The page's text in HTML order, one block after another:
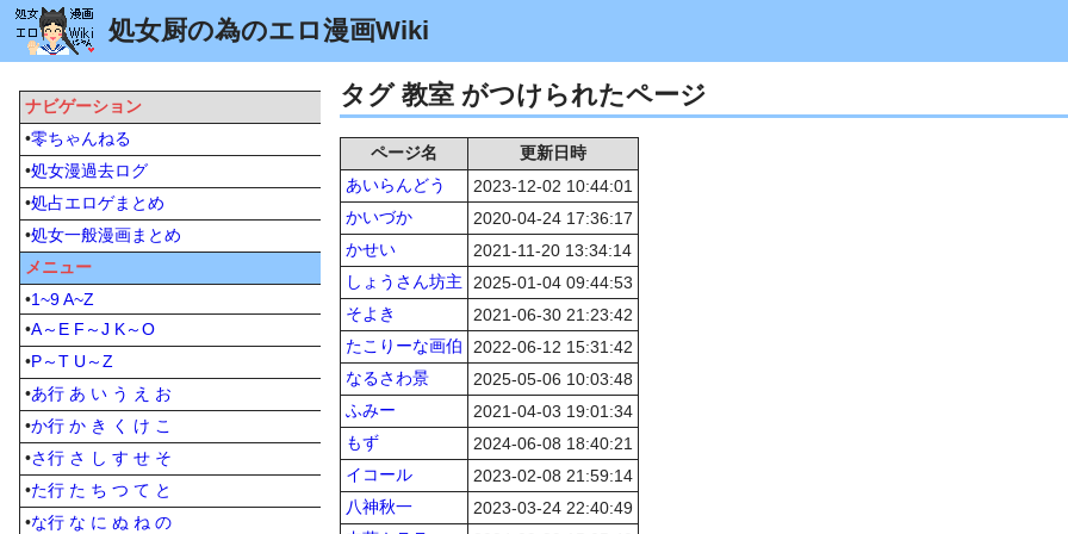
処女厨の為のエロ漫画Wiki
タグ 教室 がつけられたページ
ページ名
更新日時
あいらんどう
2023-12-02 10:44:01
かいづか
2020-04-24 17:36:17
かせい
2021-11-20 13:34:14
しょうさん坊主
2025-01-04 09:44:53
そよき
2021-06-30 21:23:42
たこりーな画伯
2022-06-12 15:31:42
なるさわ景
2025-05-06 10:03:48
ふみー
2021-04-03 19:01:34
もず
2024-06-08 18:40:21
イコール
2023-02-08 21:59:14
八神秋一
2023-03-24 22:40:49
ナビゲーション
•零ちゃんねる
•処女漫過去ログ
•処占エロゲまとめ
•処女一般漫画まとめ
メニュー
•1~9A~Z
•A～E F～J K～O
•P～T U～Z
•あ行 あ い う え お
•か行 か き く け こ
•さ行 さ し す せ そ
•た行 た ち つ て と
•な行 な に ぬ ね の